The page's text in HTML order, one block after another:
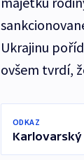
Ukrajinu
ovšem tvrdí,
ODKAZ